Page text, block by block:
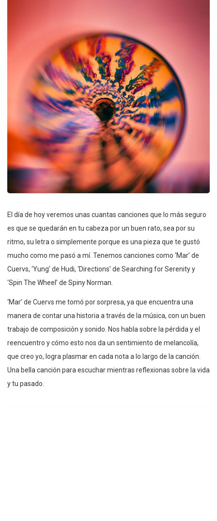
El día de hoy veremos unas cuantas canciones que lo más seguro
es que se quedarán en tu cabeza por un buen rato, sea por su
ritmo, su letra o simplemente porque es una pieza que te gustó
mucho como me pasó a mí. Tenemos canciones como ‘Mar’ de
Cuervs, ‘Yung’ de Hudi, ‘Directions’ de Searching for Serenity y
‘Spin The Wheel’ de Spiny Norman.
‘Mar’ de Cuervs me tomó por sorpresa, ya que encuentra una
manera de contar una historia a través de la música, con un buen
trabajo de composición y sonido. Nos habla sobre la pérdida y el
reencuentro y cómo esto nos da un sentimiento de melancolía,
que creo yo, logra plasmar en cada nota a lo largo de la canción.
Una bella canción para escuchar mientras reflexionas sobre la vida
y tu pasado.